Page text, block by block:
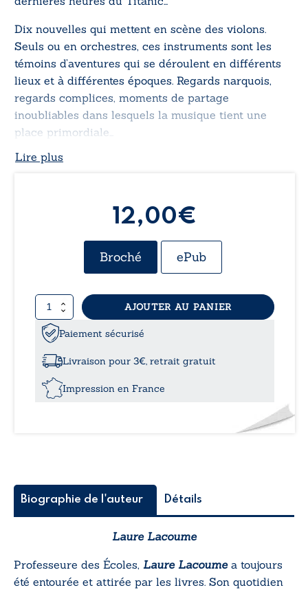
Dix nouvelles qui mettent en scène des violons.
Seuls ou en orchestres, ces instruments sont les
témoins d’aventures qui se déroulent en différents
lieux et à différentes époques. Regards narquois,
regards complices, moments de partage
inoubliables dans lesquels la musique tient une
place primordiale…
Lire plus
12,00€
Broché ePub
quantité
de
C’est
dans
nos
AJOUTER AU PANIER
Paiement sécurisé
Livraison pour 3€, retrait gratuit
Impression en France
Biographie de l'auteur Détails
Laure Lacoume
Professeure des Écoles, Laure Lacoumea toujours
été entourée et attirée par les livres. Son quotidien